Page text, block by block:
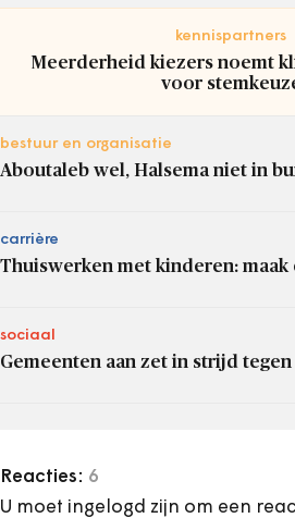
kennispartners
Meerderheid kiezers noemt
voor
bestuur en organisatie
Aboutaleb wel, Halsema niet in
carrière
Thuiswerken met kinderen: maak
sociaal
Gemeenten aan zet in strijd
Reacties: 6
U moet ingelogd zijn om een